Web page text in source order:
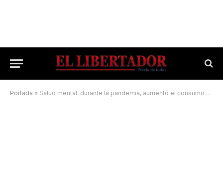
Portada » Salud mental: durante la pandemia, aumentó el consumo de psicofármacos